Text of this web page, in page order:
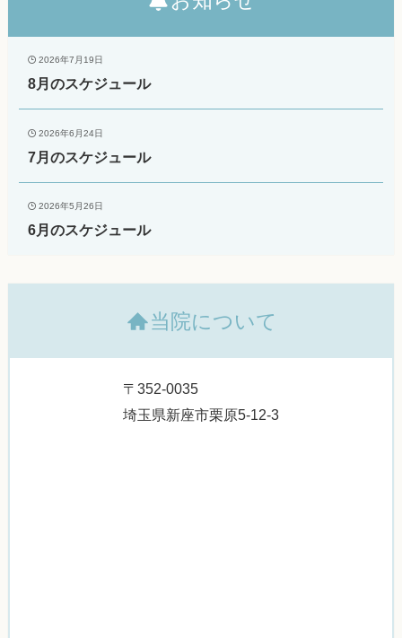
2026年7月19日
8月のスケジュール
2026年6月24日
7月のスケジュール
2026年5月26日
6月のスケジュール
当院について
〒352-0035
埼玉県新座市栗原5-12-3